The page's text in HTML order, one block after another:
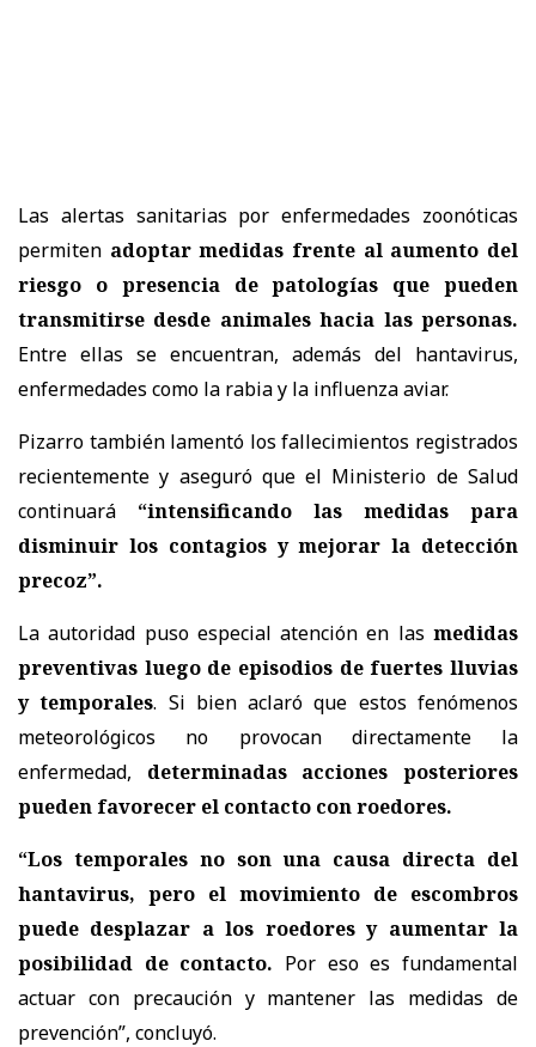
Las alertas sanitarias por enfermedades zoonóticas
permiten adoptar medidas frente al aumento del
riesgo o presencia de patologías que pueden
transmitirse desde animales hacia las personas.
Entre ellas se encuentran, además del hantavirus,
enfermedades como la rabia y la influenza aviar.
Pizarro también lamentó los fallecimientos registrados
recientemente y aseguró que el Ministerio de Salud
continuará “intensificando las medidas para
disminuir los contagios y mejorar la detección
precoz”.
La autoridad puso especial atención en las medidas
preventivas luego de episodios de fuertes lluvias
y temporales. Si bien aclaró que estos fenómenos
meteorológicos no provocan directamente la
enfermedad, determinadas acciones posteriores
pueden favorecer el contacto con roedores.
“Los temporales no son una causa directa del
hantavirus, pero el movimiento de escombros
puede desplazar a los roedores y aumentar la
posibilidad de contacto. Por eso es fundamental
actuar con precaución y mantener las medidas de
prevención”, concluyó.